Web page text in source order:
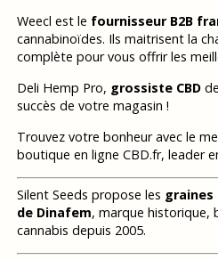
Weecl est le fournisseur B2B
cannabinoïdes. Ils maitrisent la
complète pour vous offrir les
Deli Hemp Pro, grossiste CBD
succès de votre magasin !
Trouvez votre bonheur avec le
boutique en ligne CBD.fr, leader
Silent Seeds propose les graines
de Dinafem, marque historique,
cannabis depuis 2005.